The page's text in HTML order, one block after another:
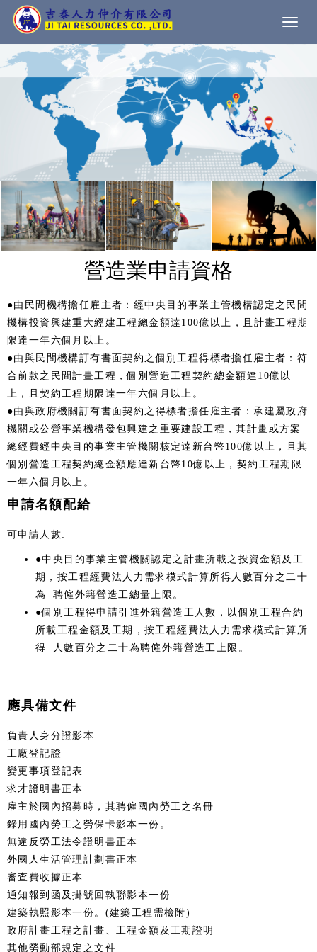
營造業申請資格
●由民間機構擔任雇主者：經中央目的事業主管機構認定之民間
機構投資興建重大經建工程總金額達100億以上，且計畫工程期
限達一年六個月以上。
●由與民間機構訂有書面契約之個別工程得標者擔任雇主者：符
合前款之民間計畫工程，個別營造工程契約總金額達10億以
上，且契約工程期限達一年六個月以上。
●由與政府機關訂有書面契約之得標者擔任雇主者：承建屬政府
機關或公營事業機構發包興建之重要建設工程，其計畫或方案
總經費經中央目的事業主管機關核定達新台幣100億以上，且其
個別營造工程契約總金額應達新台幣10億以上，契約工程期限
一年六個月以上。
申請名額配給
可申請人數:
●中央目的事業主管機關認定之計畫所載之投資金額及工
期，按工程經費法人力需求模式計算所得人數百分之二十
為 聘僱外籍營造工總量上限。
●個別工程得申請引進外籍營造工人數，以個別工程合約
所載工程金額及工期，按工程經費法人力需求模式計算所
得 人數百分之二十為聘僱外籍營造工上限。
應具備文件
負責人身分證影本
工廠登記證
變更事項登記表
求才證明書正本
雇主於國內招募時，其聘僱國內勞工之名冊
錄用國內勞工之勞保卡影本一份。
無違反勞工法令證明書正本
外國人生活管理計劃書正本
審查費收據正本
通知報到函及掛號回執聯影本一份
建築執照影本一份。(建築工程需檢附)
政府計畫工程之計畫、工程金額及工期證明
其他勞動部規定之文件